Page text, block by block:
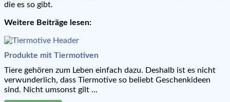
die es so gibt.
Weitere Beiträge lesen:
Produkte mit Tiermotiven
Tiere gehören zum Leben einfach dazu. Deshalb ist es nicht
verwunderlich, dass Tiermotive so beliebt Geschenkideen
sind. Nicht umsonst gilt ...